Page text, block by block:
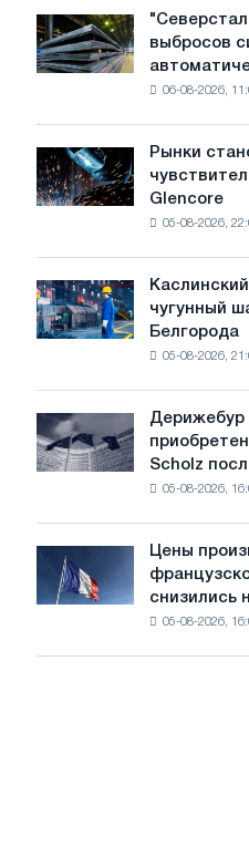
запланированных
"Северсталь"
оснащает
источники
контроля
выбросов
06-08-2026,
Рынки
становятся
все
потрясениям:
Glencore
Рынки
Glencore
05-08-2026,
Каслинский
завод
изготовил
для
Белгорода
чугунный
Белгорода
05-08-2026,
Дерижебур
завершает
приобретение
после
одобрения
Европейской
Дерижебур
Scholz
05-08-2026,
Цены
производителей
во
Цены
снизились
05-08-2026,